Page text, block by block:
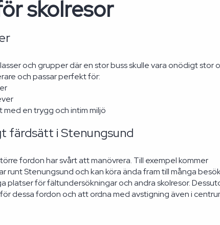
skolresor
och grupper där en stor buss skulle vara onödigt stor
och passar perfekt för:
en trygg och intim miljö
färdsätt i Stenungsund
fordon har svårt att manövrera. Till exempel kommer
runt Stenungsund och kan köra ända fram till många
platser för fältundersökningar och andra skolresor.
dessa fordon och att ordna med avstigning även i